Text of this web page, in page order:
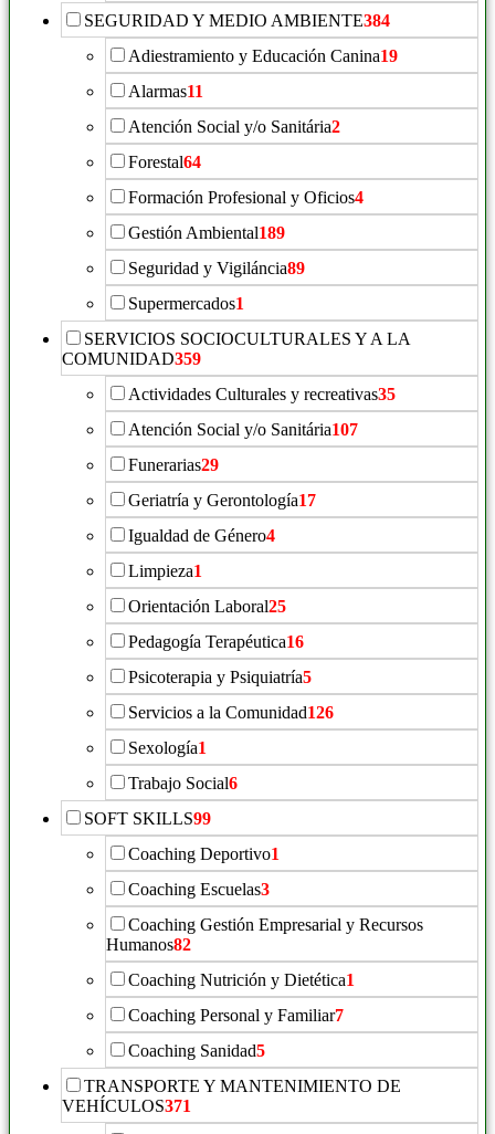
SEGURIDAD Y MEDIO AMBIENTE384
Adiestramiento y Educación Canina19
Alarmas11
Atención Social y/o Sanitária2
Forestal64
Formación Profesional y Oficios4
Gestión Ambiental189
Seguridad y Vigiláncia89
Supermercados1
SERVICIOS SOCIOCULTURALES Y A LA
COMUNIDAD359
Actividades Culturales y recreativas35
Atención Social y/o Sanitária107
Funerarias29
Geriatría y Gerontología17
Igualdad de Género4
Limpieza1
Orientación Laboral25
Pedagogía Terapéutica16
Psicoterapia y Psiquiatría5
Servicios a la Comunidad126
Sexología1
Trabajo Social6
SOFT SKILLS99
Coaching Deportivo1
Coaching Escuelas3
Coaching Gestión Empresarial y Recursos
Humanos82
Coaching Nutrición y Dietética1
Coaching Personal y Familiar7
Coaching Sanidad5
TRANSPORTE Y MANTENIMIENTO DE
VEHÍCULOS371